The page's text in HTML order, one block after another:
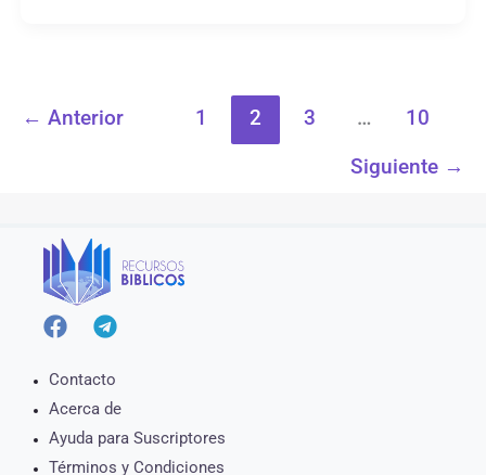
← Anterior 1 2 3 …
10
Siguiente →
Contacto
Acerca de
Ayuda para Suscriptores
Términos y Condiciones